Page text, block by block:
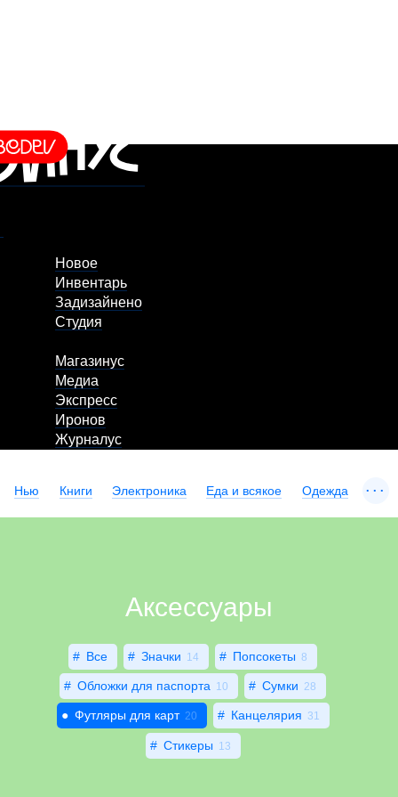
Новое
Инвентарь
Задизайнено
Студия
Магазинус
Медиа
Экспресс
Иронов
Журналус
Нью Книги Электроника Еда и всякое Одежда ...
Аксессуары
Все Значки 14 Попсокеты 8
Обложки для паспорта 10 Сумки 28
Футляры для карт 20 Канцелярия 31
Стикеры 13